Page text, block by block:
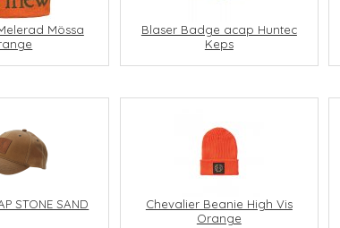
Mössa
Blaser Badge acap Huntec
Keps
STONE SAND
Chevalier Beanie High Vis
Orange